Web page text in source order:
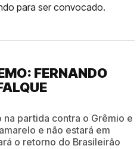
para ser convocado.
FERNANDO
partida contra o Grêmio e
e não estará em
o retorno do Brasileirão